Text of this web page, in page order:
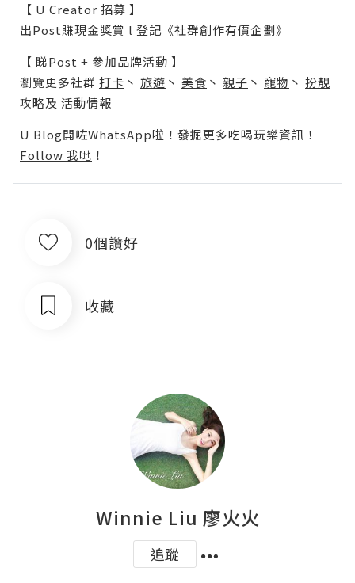
【 U Creator 招募 】
出Post賺現金獎賞 l 登記《社群創作有價企劃》
【 睇Post + 參加品牌活動 】
瀏覽更多社群 打卡 丶 旅遊 丶 美食 丶 親子 丶 寵物 丶 扮靚
攻略及 活動情報
U Blog開咗WhatsApp啦！發掘更多吃喝玩樂資訊！
Follow 我哋 ！
0個讚好
收藏
Winnie Liu 廖火火
追蹤